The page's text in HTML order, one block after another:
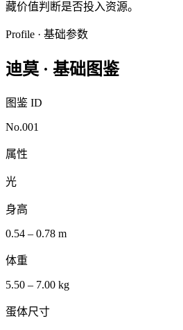
藏价值判断是否投入资源。
Profile · 基础参数
迪莫 · 基础图鉴
图鉴 ID
No.001
属性
光
身高
0.54 – 0.78 m
体重
5.50 – 7.00 kg
蛋体尺寸